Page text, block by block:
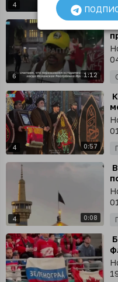
4
6 1:12
4 0:57
4 0:08